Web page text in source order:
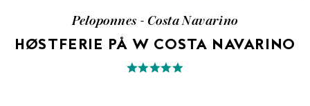
Peloponnes - Costa Navarino
HØSTFERIE PÅ W COSTA NAVARINO